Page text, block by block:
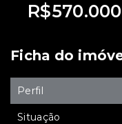
Ficha do
Perfil
Situação